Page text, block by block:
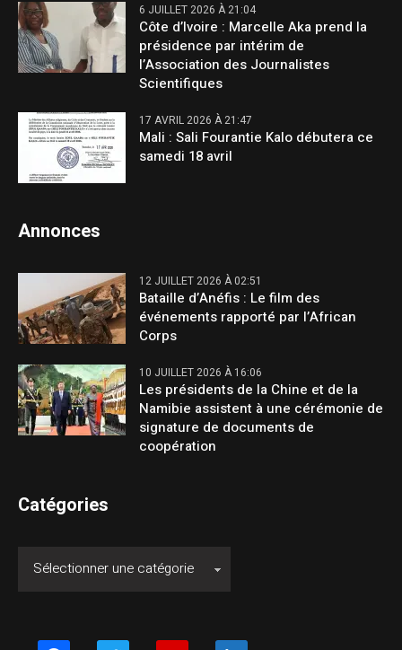
6 JUILLET 2026 À 21:04
Côte d’Ivoire : Marcelle Aka prend la
présidence par intérim de
l’Association des Journalistes
Scientifiques
17 AVRIL 2026 À 21:47
Mali : Sali Fourantie Kalo débutera ce
samedi 18 avril
Annonces
12 JUILLET 2026 À 02:51
Bataille d’Anéfis : Le film des
événements rapporté par l’African
Corps
10 JUILLET 2026 À 16:06
Les présidents de la Chine et de la
Namibie assistent à une cérémonie de
signature de documents de
coopération
Catégories